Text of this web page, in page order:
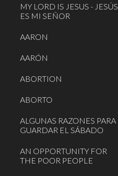
MY LORD IS JESUS - JESÚS
ES MI SEÑOR
AARON
AARÓN
ABORTION
ABORTO
ALGUNAS RAZONES PARA
GUARDAR EL SÁBADO
AN OPPORTUNITY FOR
THE POOR PEOPLE